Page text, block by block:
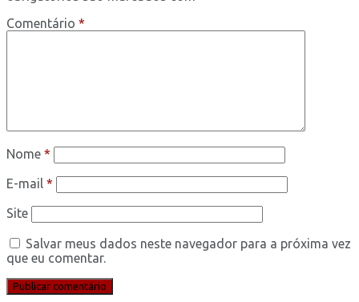
Comentário *
Nome *
E-mail *
Site
Salvar meus dados neste navegador para a próxima vez
que eu comentar.